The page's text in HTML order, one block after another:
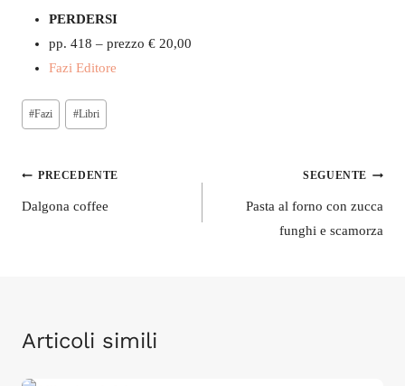
PERDERSI
pp. 418 – prezzo € 20,00
Fazi Editore
Tag
articolo:
#Fazi #Libri
Navigazione
articoli
PRECEDENTE
Dalgona coffee
SEGUENTE
Pasta al forno con zucca
funghi e scamorza
Articoli simili